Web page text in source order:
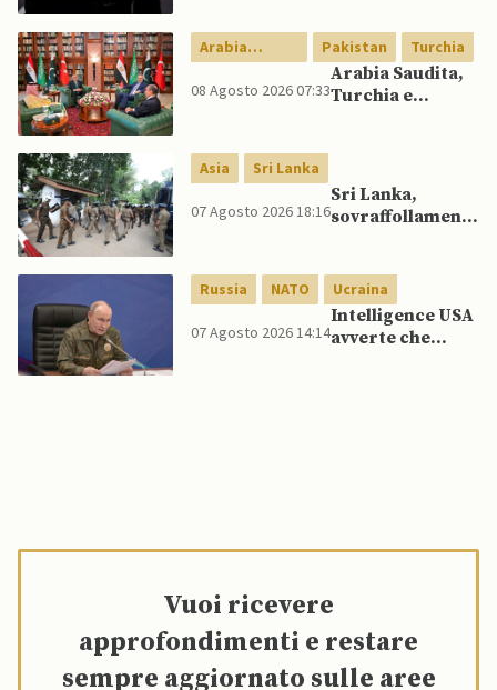
spagnoli
Arabia
Saudita
Pakistan Turchia
08 Agosto 2026 07:33
Arabia Saudita,
Turchia e
Asia Sri Lanka
07 Agosto 2026 18:16
Sri Lanka,
sovraffollamento
portando a
nuove rivolte: 3
morti e 23 feriti
Russia NATO Ucraina
07 Agosto 2026 14:14
Intelligence USA
avverte che
Vuoi ricevere
approfondimenti e restare
sempre aggiornato sulle aree